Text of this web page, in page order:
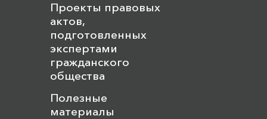
Проекты правовых
актов,
подготовленных
экспертами
гражданского
общества
Полезные
материалы